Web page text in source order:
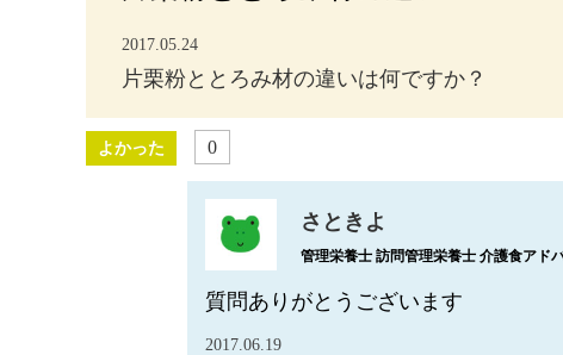
2017.05.24
片栗粉ととろみ材の違いは何ですか？
よかった 0
さときよ
管理栄養士 訪問管理栄養士 介護食ア
質問ありがとうございます
2017.06.19